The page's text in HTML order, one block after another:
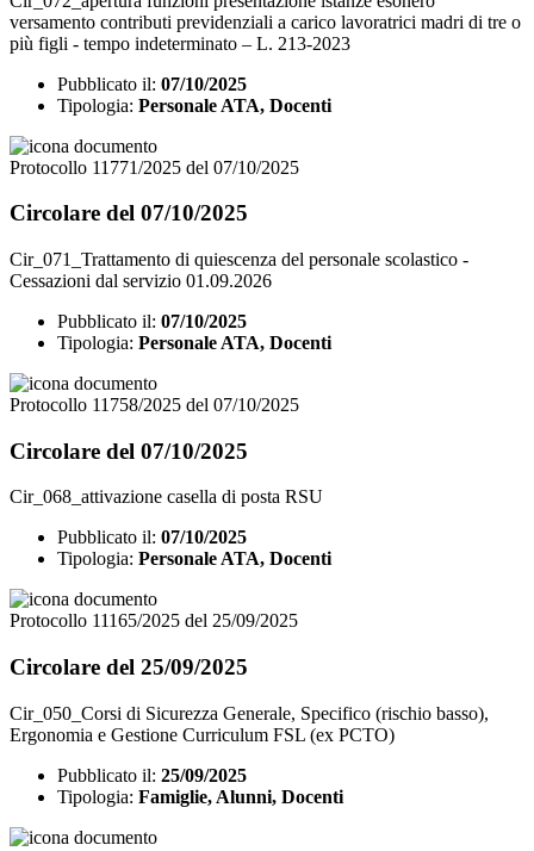
versamento contributi previdenziali a carico lavoratrici madri di tre o
più figli - tempo indeterminato – L. 213-2023
Pubblicato il: 07/10/2025
Tipologia: Personale ATA, Docenti
Protocollo 11771/2025 del 07/10/2025
Circolare del 07/10/2025
Cir_071_Trattamento di quiescenza del personale scolastico -
Cessazioni dal servizio 01.09.2026
Pubblicato il: 07/10/2025
Tipologia: Personale ATA, Docenti
Protocollo 11758/2025 del 07/10/2025
Circolare del 07/10/2025
Cir_068_attivazione casella di posta RSU
Pubblicato il: 07/10/2025
Tipologia: Personale ATA, Docenti
Protocollo 11165/2025 del 25/09/2025
Circolare del 25/09/2025
Cir_050_Corsi di Sicurezza Generale, Specifico (rischio basso),
Ergonomia e Gestione Curriculum FSL (ex PCTO)
Pubblicato il: 25/09/2025
Tipologia: Famiglie, Alunni, Docenti